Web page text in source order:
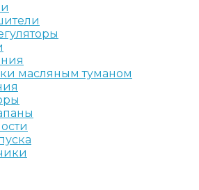
масляным туманом